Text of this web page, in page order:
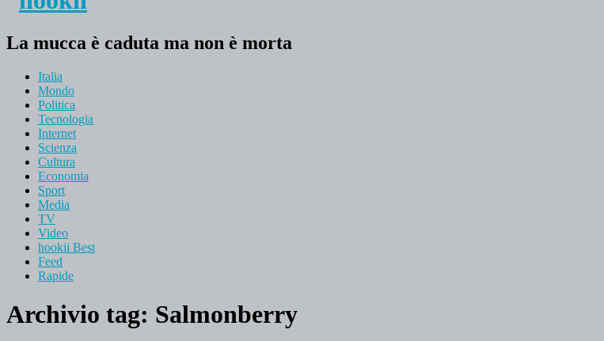
La mucca è caduta ma non è morta
Italia
Mondo
Politica
Tecnologia
Internet
Scienza
Cultura
Economia
Sport
Media
TV
Video
hookii Best
Feed
Rapide
Archivio tag: Salmonberry